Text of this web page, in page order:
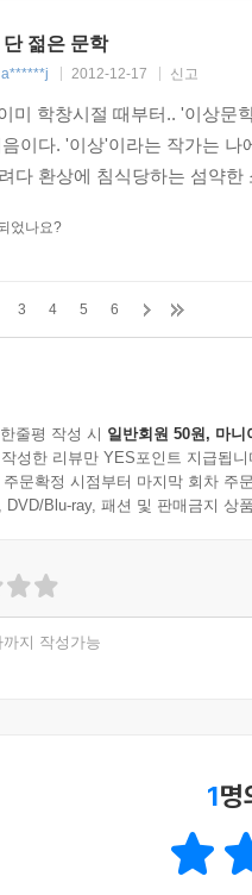
단 젊은 문학
a******j 2012-12-17 신고
미 학창시절 때부터.. '이상문
이다. '이상'이라는 작가는
다 환상에 침식당하는 섬약
었나요?
3 4 5 6
줄평 작성 시 일반회원 50원, 마니
성한 리뷰만 YES포인트 지급됩니
문확정 시점부터 마지막 회차 주
DVD/Blu-ray, 패션 및 판매금지 상
지 작성가능
1명